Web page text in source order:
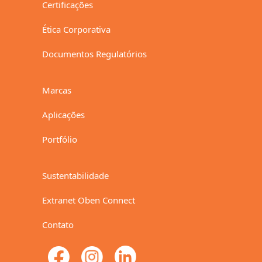
Certificações
Ética Corporativa
Documentos Regulatórios
Marcas
Aplicações
Portfólio
Sustentabilidade
Extranet Oben Connect
Contato